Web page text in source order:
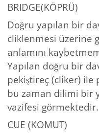
BRIDGE(KÖPRÜ)
Doğru yapılan bir
cliklenmesi üzerine
anlamını
Yapılan doğru bir
pekiştireç (cliker) ile
bu zaman dilimi bir
vazifesi görmektedir.
CUE (KOMUT)